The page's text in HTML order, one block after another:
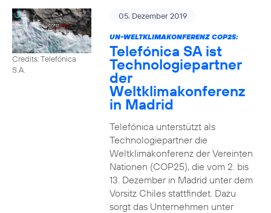
Credits: Telefónica
S.A.
05. Dezember 2019
UN-WELTKLIMAKONFERENZ COP25:
Telefónica SA ist
Technologiepartner
der
Weltklimakonferenz
in Madrid
Telefónica unterstützt als
Technologiepartner die
Weltklimakonferenz der Vereinten
Nationen (COP25), die vom 2. bis
13. Dezember in Madrid unter dem
Vorsitz Chiles stattfindet. Dazu
sorgt das Unternehmen unter